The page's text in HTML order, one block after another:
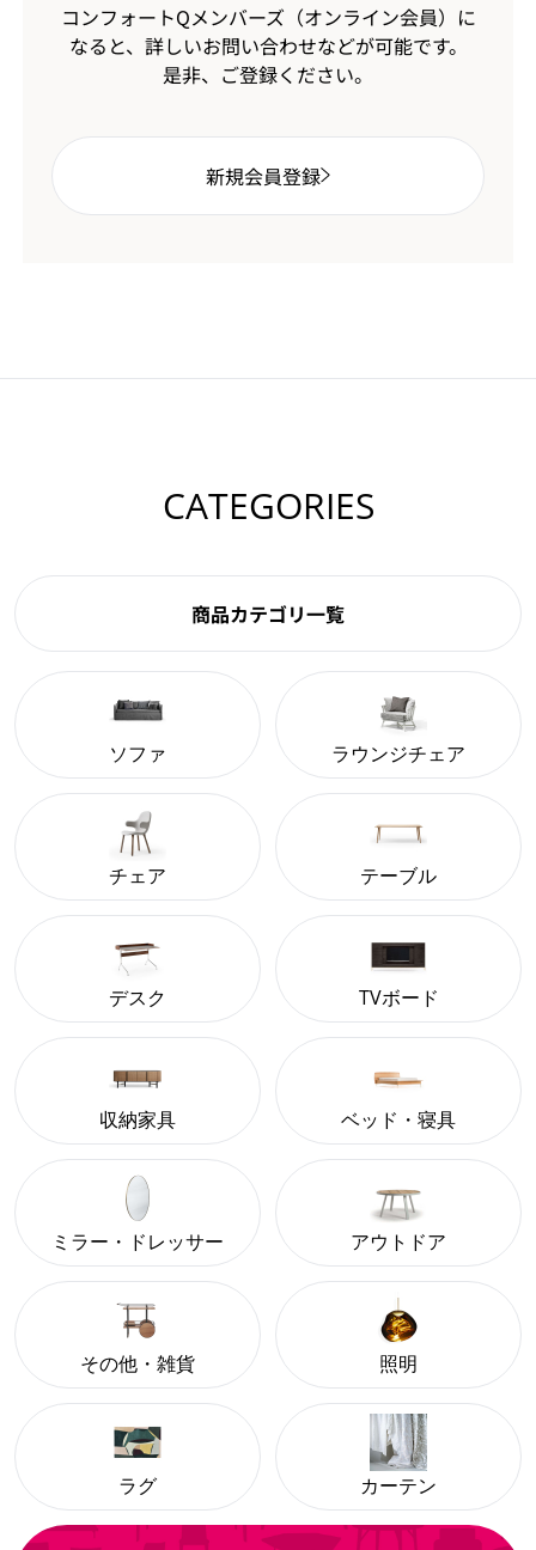
コンフォートQメンバーズ（オンライン会員）に
なると、 詳しいお問い合わせなどが可能です。
是非、ご登録ください。
新規会員登録
CATEGORIES
商品カテゴリ一覧
ソファ ラウンジチェア
チェア テーブル
デスク TVボード
収納家具 ベッド・寝具
ミラー・ドレッサー アウトドア
その他・雑貨 照明
ラグ カーテン